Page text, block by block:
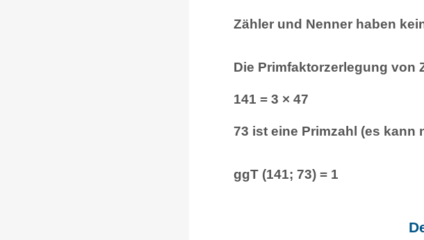
Zähler und Nenner haben
Die Primfaktorzerlegung von
141 = 3 × 47
73 ist eine Primzahl (es kann
ggT (141; 73) = 1